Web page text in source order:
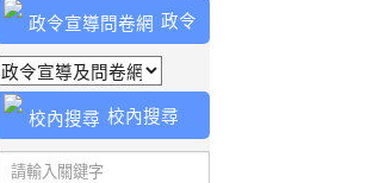
政令
宣導問卷網
校內搜尋